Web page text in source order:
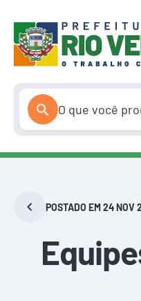
para
conteúdo
POSTADO EM 24 NOV